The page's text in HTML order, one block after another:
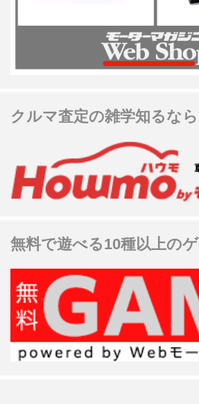
クルマ査定の雑学知るなら
無料で遊べる10種以上の